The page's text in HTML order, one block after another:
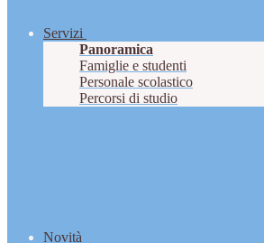
Servizi
Panoramica
Famiglie e studenti
Personale scolastico
Percorsi di studio
Novità